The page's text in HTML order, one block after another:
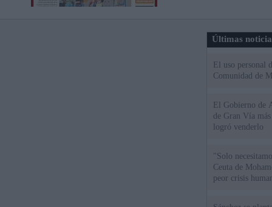
Últimas
El uso personal
Comunidad de
El Gobierno de
de Gran Vía
logró venderlo
"Solo
Ceuta de
peor crisis